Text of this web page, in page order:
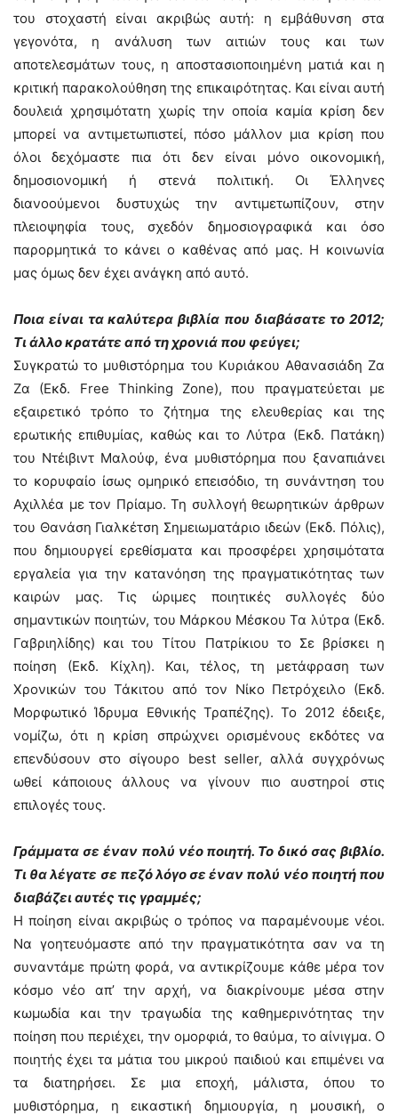
του στοχαστή είναι ακριβώς αυτή: η εμβάθυνση στα
γεγονότα, η ανάλυση των αιτιών τους και των
αποτελεσμάτων τους, η αποστασιοποιημένη ματιά και η
κριτική παρακολούθηση της επικαιρότητας. Και είναι αυτή
δουλειά χρησιμότατη χωρίς την οποία καμία κρίση δεν
μπορεί να αντιμετωπιστεί, πόσο μάλλον μια κρίση που
όλοι δεχόμαστε πια ότι δεν είναι μόνο οικονομική,
δημοσιονομική ή στενά πολιτική. Οι Έλληνες
διανοούμενοι δυστυχώς την αντιμετωπίζουν, στην
πλειοψηφία τους, σχεδόν δημοσιογραφικά και όσο
παρορμητικά το κάνει ο καθένας από μας. Η κοινωνία
μας όμως δεν έχει ανάγκη από αυτό.
Ποια είναι τα καλύτερα βιβλία που διαβάσατε το 2012;
Τι άλλο κρατάτε από τη χρονιά που φεύγει;
Συγκρατώ το μυθιστόρημα του Κυριάκου Αθανασιάδη Ζα
Ζα (Εκδ. Free Thinking Zone), που πραγματεύεται με
εξαιρετικό τρόπο το ζήτημα της ελευθερίας και της
ερωτικής επιθυμίας, καθώς και το Λύτρα (Εκδ. Πατάκη)
του Ντέιβιντ Μαλούφ, ένα μυθιστόρημα που ξαναπιάνει
το κορυφαίο ίσως ομηρικό επεισόδιο, τη συνάντηση του
Αχιλλέα με τον Πρίαμο. Τη συλλογή θεωρητικών άρθρων
του Θανάση Γιαλκέτση Σημειωματάριο ιδεών (Εκδ. Πόλις),
που δημιουργεί ερεθίσματα και προσφέρει χρησιμότατα
εργαλεία για την κατανόηση της πραγματικότητας των
καιρών μας. Τις ώριμες ποιητικές συλλογές δύο
σημαντικών ποιητών, του Μάρκου Μέσκου Τα λύτρα (Εκδ.
Γαβριηλίδης) και του Τίτου Πατρίκιου το Σε βρίσκει η
ποίηση (Εκδ. Κίχλη). Και, τέλος, τη μετάφραση των
Χρονικών του Τάκιτου από τον Νίκο Πετρόχειλο (Εκδ.
Μορφωτικό Ίδρυμα Εθνικής Τραπέζης). Το 2012 έδειξε,
νομίζω, ότι η κρίση σπρώχνει ορισμένους εκδότες να
επενδύσουν στο σίγουρο best seller, αλλά συγχρόνως
ωθεί κάποιους άλλους να γίνουν πιο αυστηροί στις
επιλογές τους.
Γράμματα σε έναν πολύ νέο ποιητή. Το δικό σας βιβλίο.
Τι θα λέγατε σε πεζό λόγο σε έναν πολύ νέο ποιητή που
διαβάζει αυτές τις γραμμές;
Η ποίηση είναι ακριβώς ο τρόπος να παραμένουμε νέοι.
Να γοητευόμαστε από την πραγματικότητα σαν να τη
συναντάμε πρώτη φορά, να αντικρίζουμε κάθε μέρα τον
κόσμο νέο απ’ την αρχή, να διακρίνουμε μέσα στην
κωμωδία και την τραγωδία της καθημερινότητας την
ποίηση που περιέχει, την ομορφιά, το θαύμα, το αίνιγμα. Ο
ποιητής έχει τα μάτια του μικρού παιδιού και επιμένει να
τα διατηρήσει. Σε μια εποχή, μάλιστα, όπου το
μυθιστόρημα, η εικαστική δημιουργία, η μουσική, ο